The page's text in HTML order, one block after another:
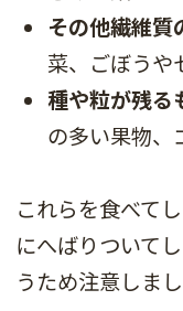
その他繊維質
菜、ごぼうや
種や粒が残る
の多い果物、
これらを食べて
にへばりついて
うため注意しまし